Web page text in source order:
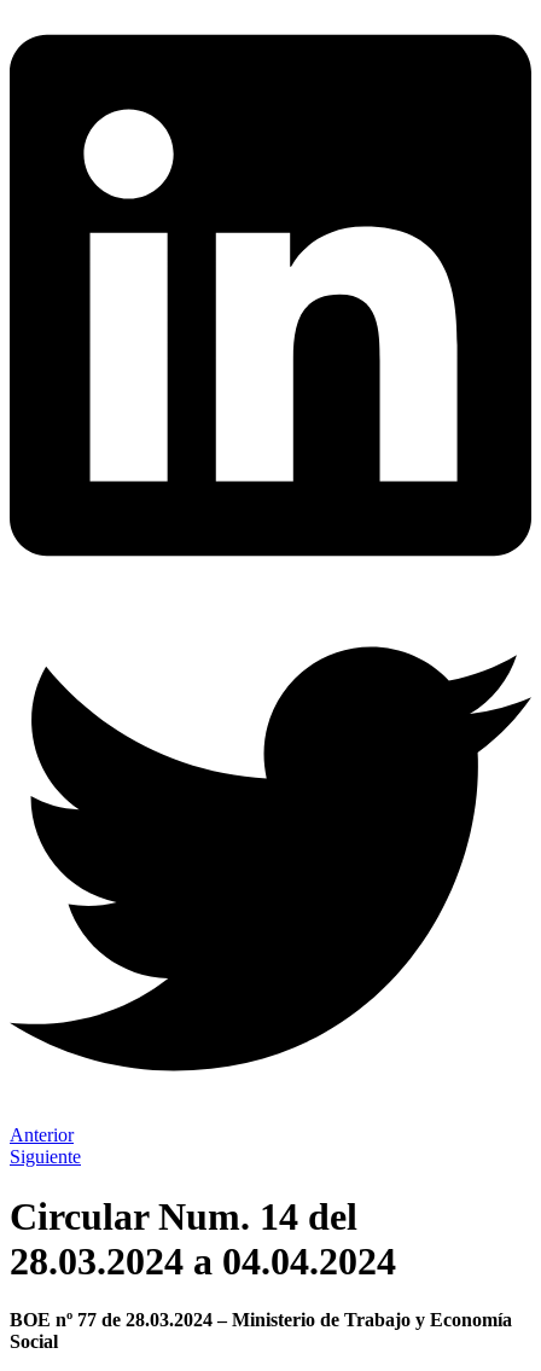
Anterior
Siguiente
Circular Num. 14 del
28.03.2024 a 04.04.2024
BOE nº 77 de 28.03.2024 – Ministerio de Trabajo y Economía
Social